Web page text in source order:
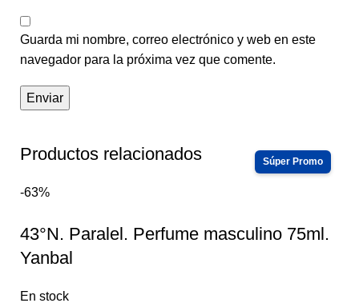
Guarda mi nombre, correo electrónico y web en este
navegador para la próxima vez que comente.
Productos relacionados
-63%
43°N. Paralel. Perfume masculino 75ml.
Yanbal
En stock